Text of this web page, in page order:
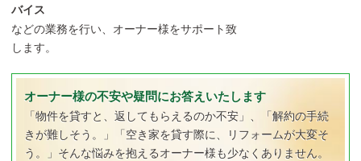
バイス
などの業務を行い、オーナー様をサポート致
します。
オーナー様の不安や疑問にお答えいたします
「物件を貸すと、返してもらえるのか不安」、「解約の手続
きが難しそう。」「空き家を貸す際に、リフォームが大変そ
う。」そんな悩みを抱えるオーナー様も少なくありません。